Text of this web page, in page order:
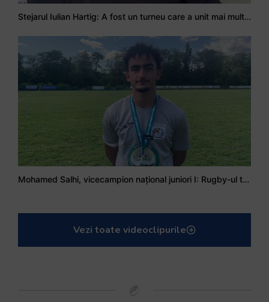
Stejarul Iulian Hartig: A fost un turneu care a unit mai mult echipa
Mohamed Salhi, vicecampion național juniori I: Rugby-ul te învață să accepți și înfrângerile
Vezi toate videoclipurile